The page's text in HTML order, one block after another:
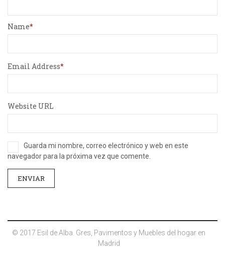
Name
Email Address
Website URL
Guarda mi nombre, correo electrónico y web en este
navegador para la próxima vez que comente.
© 2017 Esil de Alba. Gres, Pavimentos y Muebles del hogar en
Madrid